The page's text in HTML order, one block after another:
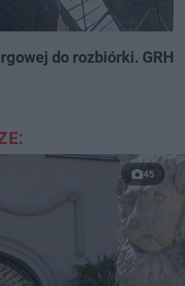
do rozbiórki. GRH
45